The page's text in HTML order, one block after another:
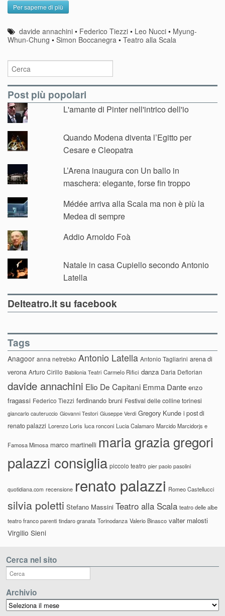
Per saperne di più
davide annachini • Federico Tiezzi • Leo Nucci • Myung-
Whun-Chung • Simon Boccanegra • Teatro alla Scala
Post più popolari
L'amante di Pinter nell'intrico dell'io
Quando Modena diventa l’Egitto per
Cesare e Cleopatra
L’Arena inaugura con Un ballo in
maschera: elegante, forse fin troppo
Médée arriva alla Scala ma non è più la
Medea di sempre
Addio Arnoldo Foà
Natale in casa Cupiello secondo Antonio
Latella
Delteatro.it su facebook
Tags
Anagoor anna netrebko Antonio Latella Antonio Tagliarini arena di
verona Arturo Cirillo Babilonia Teatri Carmelo Rifici danza Daria Deflorian
davide annachini Elio De Capitani Emma Dante enzo
fragassi Federico Tiezzi ferdinando bruni Festival delle colline torinesi
giancarlo cauteruccio Giovanni Testori Giuseppe Verdi Gregory Kunde i post di
renato palazzi Lorenzo Loris luca ronconi Lucia Calamaro Marcido Marcidorjs e
Famosa Mimosa marco martinelli maria grazia gregori
palazzi consiglia piccolo teatro pier paolo pasolini
quotidiana.com recensione renato palazzi Romeo Castellucci
silvia poletti Stefano Massini Teatro alla Scala teatro delle albe
teatro franco parenti tindaro granata Torinodanza Valerio Binasco valter malosti
Virgilio Sieni
Cerca nel sito
Archivio
Archivio